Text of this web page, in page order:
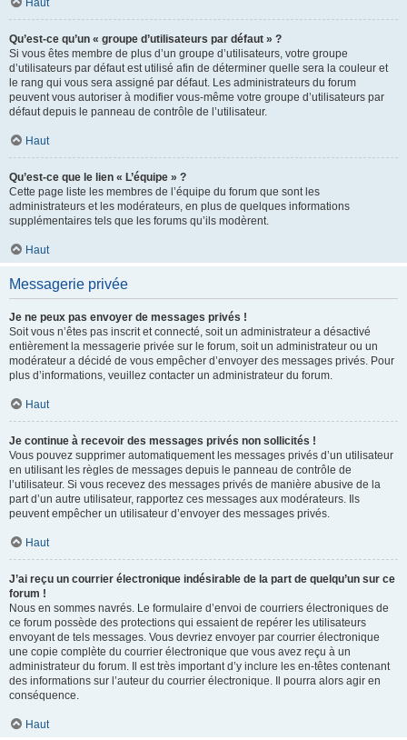
Haut
Qu’est-ce qu’un « groupe d’utilisateurs par défaut » ?
Si vous êtes membre de plus d’un groupe d’utilisateurs, votre groupe
d’utilisateurs par défaut est utilisé afin de déterminer quelle sera la couleur et
le rang qui vous sera assigné par défaut. Les administrateurs du forum
peuvent vous autoriser à modifier vous-même votre groupe d’utilisateurs par
défaut depuis le panneau de contrôle de l’utilisateur.
Haut
Qu’est-ce que le lien « L’équipe » ?
Cette page liste les membres de l’équipe du forum que sont les
administrateurs et les modérateurs, en plus de quelques informations
supplémentaires tels que les forums qu’ils modèrent.
Haut
Messagerie privée
Je ne peux pas envoyer de messages privés !
Soit vous n’êtes pas inscrit et connecté, soit un administrateur a désactivé
entièrement la messagerie privée sur le forum, soit un administrateur ou un
modérateur a décidé de vous empêcher d’envoyer des messages privés. Pour
plus d’informations, veuillez contacter un administrateur du forum.
Haut
Je continue à recevoir des messages privés non sollicités !
Vous pouvez supprimer automatiquement les messages privés d’un utilisateur
en utilisant les règles de messages depuis le panneau de contrôle de
l’utilisateur. Si vous recevez des messages privés de manière abusive de la
part d’un autre utilisateur, rapportez ces messages aux modérateurs. Ils
peuvent empêcher un utilisateur d’envoyer des messages privés.
Haut
J’ai reçu un courrier électronique indésirable de la part de quelqu’un sur ce
forum !
Nous en sommes navrés. Le formulaire d’envoi de courriers électroniques de
ce forum possède des protections qui essaient de repérer les utilisateurs
envoyant de tels messages. Vous devriez envoyer par courrier électronique
une copie complète du courrier électronique que vous avez reçu à un
administrateur du forum. Il est très important d’y inclure les en-têtes contenant
des informations sur l’auteur du courrier électronique. Il pourra alors agir en
conséquence.
Haut